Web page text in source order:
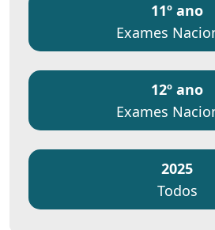
11º ano
Exames
12º ano
Exames
2025
Todos